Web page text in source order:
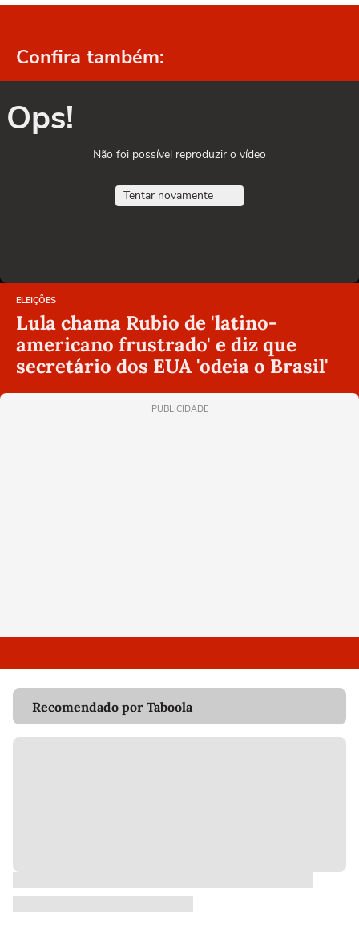
Confira também:
Ops!
Não foi possível reproduzir o vídeo
Tentar novamente
ELEIÇÕES
Lula chama Rubio de 'latino-
americano frustrado' e diz que
secretário dos EUA 'odeia o Brasil'
PUBLICIDADE
Recomendado por Taboola